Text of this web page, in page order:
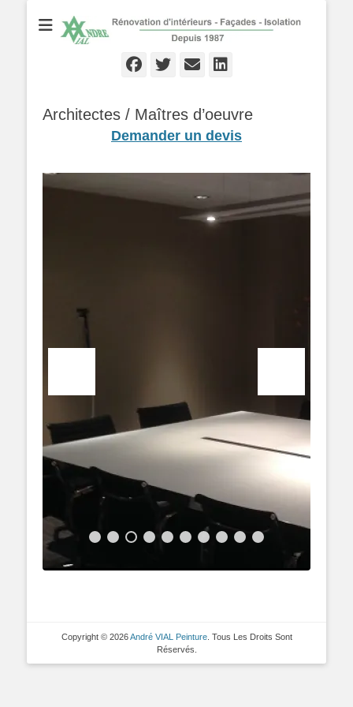
André VIAL
Rénovation d'Intérieurs - Façades - Isolation - Local depuis 1987
Facebook
Twitter
Email
Architectes / Maîtres d’oeuvre
Demander un devis
Copyright © 2026André VIAL Peinture. Tous Les Droits Sont
Réservés.